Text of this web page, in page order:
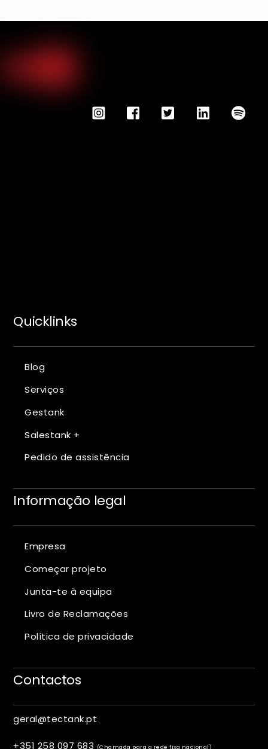
Quicklinks
Blog
Serviços
Gestank
Salestank +
Pedido de assistência
Informação legal
Empresa
Começar projeto
Junta-te à equipa
Livro de Reclamações
Política de privacidade
Contactos
geral@tectank.pt
+351 258 097 683 (Chamada para a rede fixa nacional)